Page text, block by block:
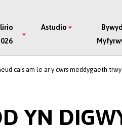
Astudio
Bywyd
cais am le ar y cwrs meddygaeth trwy
YN